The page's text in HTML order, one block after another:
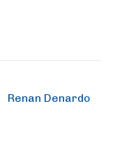
Renan Denardo